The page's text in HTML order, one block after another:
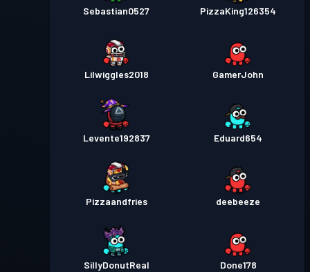
Sebastian0527 PizzaKing126354
Lilwiggles2018 GamerJohn
Levente192837 Eduard654
Pizzaandfries deebeeze
SillyDonutReal Done178